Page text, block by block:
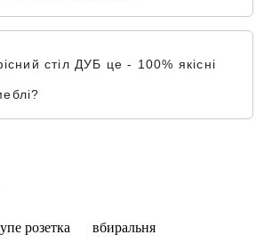
стіл ДУБ це - 100% якісні
розетка
вбиральня